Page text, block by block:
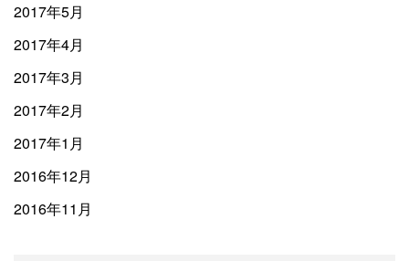
2017年5月
2017年4月
2017年3月
2017年2月
2017年1月
2016年12月
2016年11月